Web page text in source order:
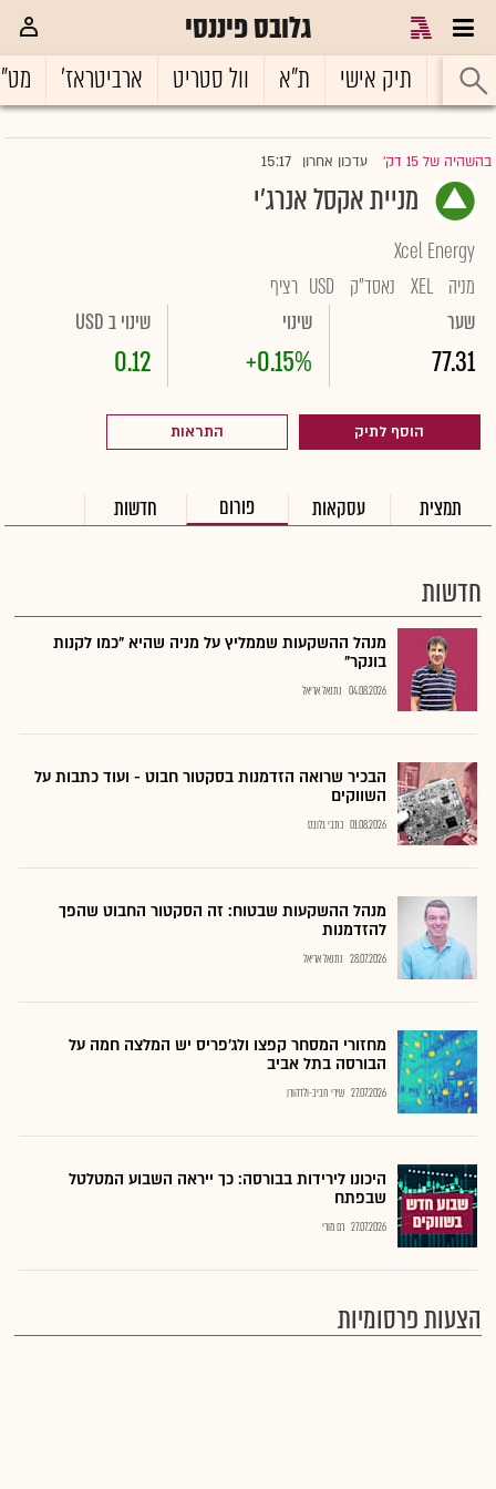
גלובס פיננסי
ראשי תיק אישי ת"א וול סטריט ארביטראז'
בהשהיה של 15 דק' |עדכון אחרון 15:17
מניית אקסל אנרג'י
Xcel Energy
מניה XEL נאסד"ק USD רציף
שער
77.31
שינוי
+0.15%
שינוי ב USD
0.12
הוסף לתיק התראות
תמצית עסקאות פורום חדשות
חדשות
מנהל ההשקעות שממליץ על מניה שהיא "כמו לקנות
בונקר"
04.08.2026 נתנאל אריאל
הבכיר שרואה הזדמנות בסקטור חבוט - ועוד כתבות על
השווקים
01.08.2026 כתבי גלובס
מנהל ההשקעות שבטוח: זה הסקטור החבוט שהפך
להזדמנות
28.07.2026 נתנאל אריאל
מחזורי המסחר קפצו ולג'פריס יש המלצה חמה על
הבורסה בתל אביב
27.07.2026 שירי חביב-ולדהורן
היכונו לירידות בבורסה: כך ייראה השבוע המטלטל
שבפתח
27.07.2026 רם מורי
הצעות פרסומיות